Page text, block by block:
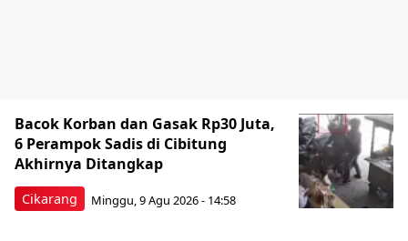
Cikarang
Bacok Korban dan Gasak Rp30 Juta,
6 Perampok Sadis di Cibitung
Akhirnya Ditangkap
Minggu, 9 Agu 2026 - 14:58